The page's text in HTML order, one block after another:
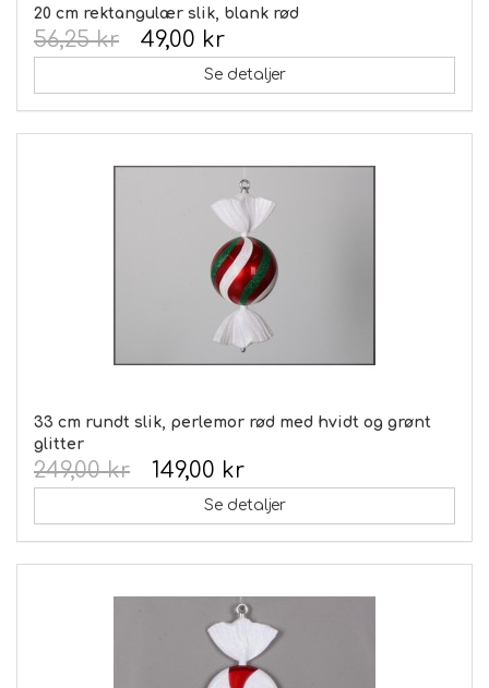
20 cm rektangulær slik, blank rød
49,00 kr
56,25 kr
Se detaljer
33 cm rundt slik, perlemor rød med hvidt og grønt
glitter
149,00 kr
249,00 kr
Se detaljer